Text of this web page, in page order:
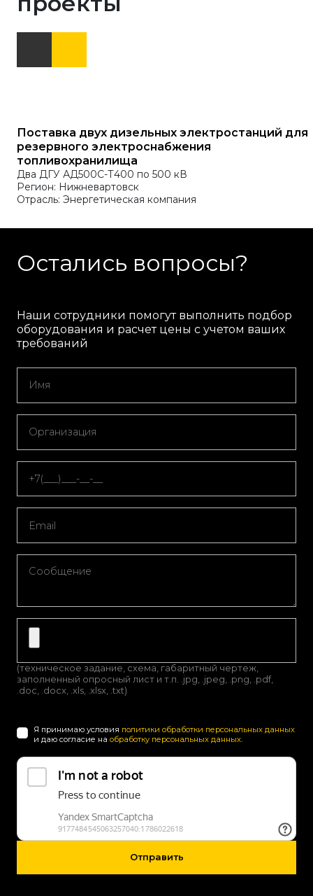
Поставка двух дизельных электростанций для
резервного электроснабжения
топливохранилища
Два ДГУ АД500С-Т400 по 500 кВ
Регион: Нижневартовск
Отрасль: Энергетическая компания
Остались вопросы?
Наши сотрудники помогут выполнить подбор
оборудования и расчет цены с учетом ваших
требований
(техническое задание, схема, габаритный чертеж,
заполненный опросный лист и т.п. .jpg, .jpeg, .png, .pdf,
.doc, .docx, .xls, .xlsx, .txt)
Я принимаю условия политики обработки персональных данных
и даю согласие на обработку персональных данных
Отправить